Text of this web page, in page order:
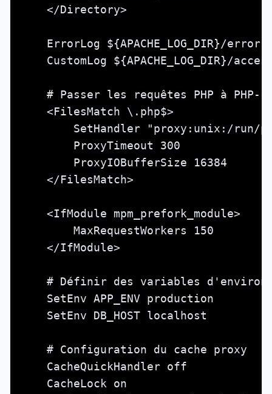
    </Directory>
ErrorLog ${APACHE_LOG_DIR}/
CustomLog ${APACHE_LOG_DIR}/
# Passer les requêtes PHP à PHP-
    <FilesMatch \.php$>
SetHandler "proxy:unix:/run/
        ProxyTimeout 300
        ProxyIOBufferSize 16384
    </FilesMatch>
    <IfModule mpm_prefork_module>
MaxRequestWorkers 150
    </IfModule>
# Définir des variables
    SetEnv APP_ENV production
    SetEnv DB_HOST localhost
    # Configuration du cache proxy
    CacheQuickHandler off
    CacheLock on